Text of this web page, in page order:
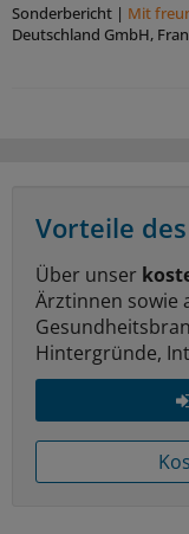
Sonderbericht | Mit
Deutschland GmbH,
Vorteile
Über unser
Ärztinnen sowie
Hintergründe,